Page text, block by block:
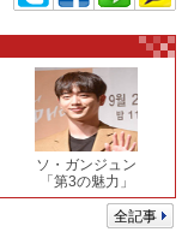
ソ・ガンジュン
「第3の魅力」
全記事